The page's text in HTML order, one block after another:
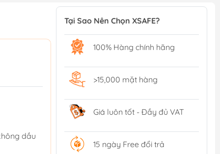
dầu
Tại Sao Nên Chọn XSAFE?
100% Hàng chính hãng
>15,000 mặt hàng
Giá luôn tốt - Đầy đủ VAT
15 ngày Free đổi trả